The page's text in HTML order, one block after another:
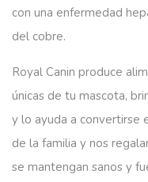
con una enfermedad
del cobre.
Royal Canin produce
únicas de tu mascota,
y lo ayuda a convertirse
de la familia y nos
se mantengan sanos y